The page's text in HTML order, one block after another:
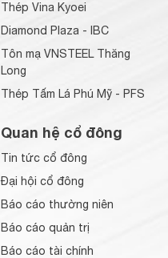
Thép Vina Kyoei
Diamond Plaza - IBC
Tôn mạ VNSTEEL Thăng
Long
Thép Tấm Lá Phú Mỹ - PFS
Quan hệ cổ đông
Tin tức cổ đông
Đại hội cổ đông
Báo cáo thường niên
Báo cáo quản trị
Báo cáo tài chính